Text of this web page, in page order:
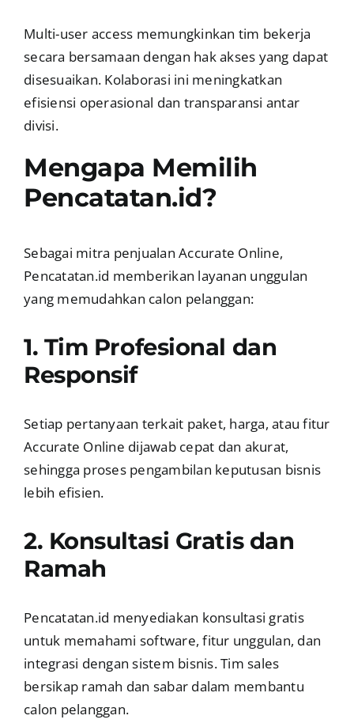
Multi-user access memungkinkan tim bekerja
secara bersamaan dengan hak akses yang dapat
disesuaikan. Kolaborasi ini meningkatkan
efisiensi operasional dan transparansi antar
divisi.
Mengapa Memilih
Pencatatan.id?
Sebagai mitra penjualan Accurate Online,
Pencatatan.id memberikan layanan unggulan
yang memudahkan calon pelanggan:
1. Tim Profesional dan
Responsif
Setiap pertanyaan terkait paket, harga, atau fitur
Accurate Online dijawab cepat dan akurat,
sehingga proses pengambilan keputusan bisnis
lebih efisien.
2. Konsultasi Gratis dan
Ramah
Pencatatan.id menyediakan konsultasi gratis
untuk memahami software, fitur unggulan, dan
integrasi dengan sistem bisnis. Tim sales
bersikap ramah dan sabar dalam membantu
calon pelanggan.